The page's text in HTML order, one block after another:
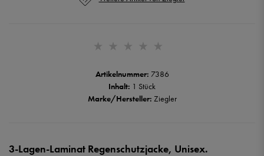
Artikelnummer: 7386
Inhalt: 1 Stück
Marke/Hersteller: Ziegler
3-Lagen-Laminat Regenschutzjacke, Unisex.